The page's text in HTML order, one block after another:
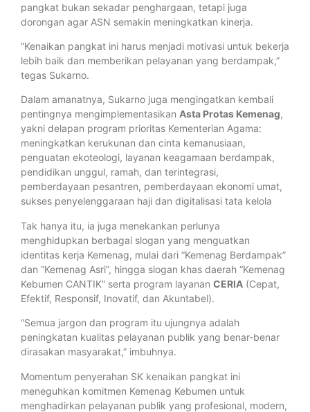
pangkat bukan sekadar penghargaan, tetapi juga
dorongan agar ASN semakin meningkatkan kinerja.
“Kenaikan pangkat ini harus menjadi motivasi untuk bekerja
lebih baik dan memberikan pelayanan yang berdampak,”
tegas Sukarno.
Dalam amanatnya, Sukarno juga mengingatkan kembali
pentingnya mengimplementasikan Asta Protas Kemenag,
yakni delapan program prioritas Kementerian Agama:
meningkatkan kerukunan dan cinta kemanusiaan,
penguatan ekoteologi, layanan keagamaan berdampak,
pendidikan unggul, ramah, dan terintegrasi,
pemberdayaan pesantren, pemberdayaan ekonomi umat,
sukses penyelenggaraan haji dan digitalisasi tata kelola
Tak hanya itu, ia juga menekankan perlunya
menghidupkan berbagai slogan yang menguatkan
identitas kerja Kemenag, mulai dari “Kemenag Berdampak”
dan “Kemenag Asri”, hingga slogan khas daerah “Kemenag
Kebumen CANTIK” serta program layanan CERIA (Cepat,
Efektif, Responsif, Inovatif, dan Akuntabel).
“Semua jargon dan program itu ujungnya adalah
peningkatan kualitas pelayanan publik yang benar-benar
dirasakan masyarakat,” imbuhnya.
Momentum penyerahan SK kenaikan pangkat ini
meneguhkan komitmen Kemenag Kebumen untuk
menghadirkan pelayanan publik yang profesional, modern,